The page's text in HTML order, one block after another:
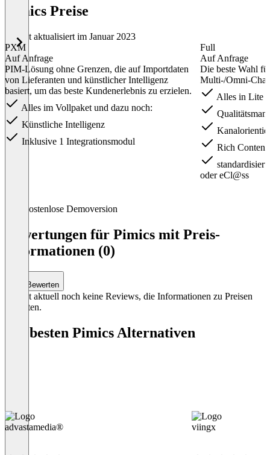
Pimics Preise
Zuletzt aktualisiert im Januar 2023
PXM
Auf Anfrage
​PIM-Lösung ohne Grenzen, die auf Importdaten
von Lieferanten und künstlicher Intelligenz
basiert, um das beste Kundenerlebnis zu erzielen.
​Alles im Vollpaket und dazu noch:
Künstliche Intelligenz
Inklusive 1 Integrationsmodul
Full
Auf Anfrage
Die beste Wahl
Multi-/Omni-
Alles in Lite
Rich
oder eCl@ss
Kostenlose Demoversion
Bewertungen für Pimics mit Preis-
Informationen (0)
Bewerten
Es gibt aktuell noch keine Reviews, die Informationen zu Preisen
enthalten.
Die besten Pimics Alternativen
advastamedia® viingx